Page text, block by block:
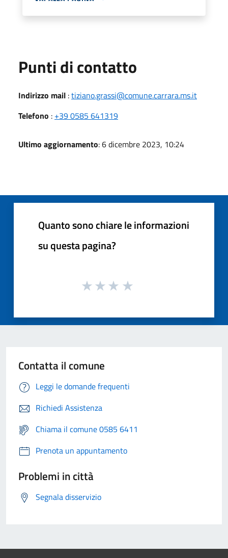
Punti di contatto
Indirizzo mail :tiziano.grassi@comune.carrara.ms.it
Telefono : +39 0585 641319
Ultimo aggiornamento: 6 dicembre 2023, 10:24
Quanto sono chiare le informazioni
su questa pagina?
Contatta il comune
Leggi le domande frequenti
Richiedi Assistenza
Chiama il comune 0585 6411
Prenota un appuntamento
Problemi in città
Segnala disservizio